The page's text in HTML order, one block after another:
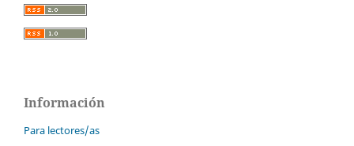
Información
Para lectores/as